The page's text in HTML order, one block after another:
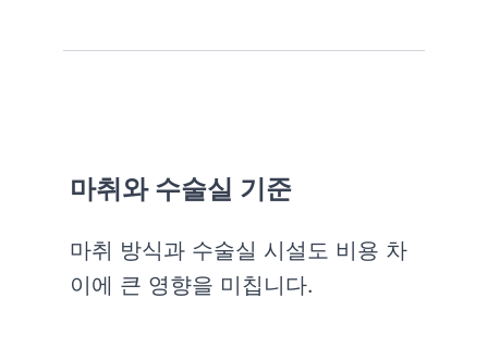
마취와 수술실 기준
마취 방식과 수술실 시설도 비용 차
이에 큰 영향을 미칩니다.